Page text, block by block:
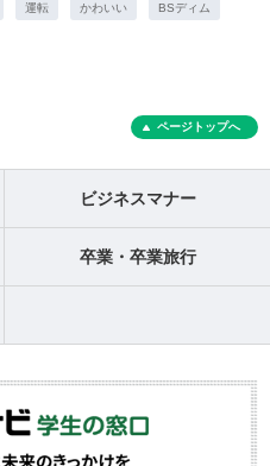
運転 かわいい BSディム
ページトップへ
ビジネスマナー
卒業・卒業旅行